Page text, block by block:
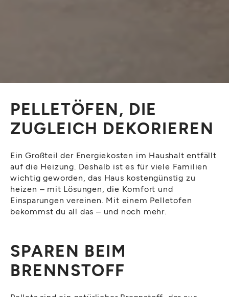
PELLETÖFEN, DIE
ZUGLEICH DEKORIEREN
Ein Großteil der Energiekosten im Haushalt entfällt
auf die Heizung. Deshalb ist es für viele Familien
wichtig geworden, das Haus kostengünstig zu
heizen – mit Lösungen, die Komfort und
Einsparungen vereinen. Mit einem Pelletofen
bekommst du all das – und noch mehr.
SPAREN BEIM
BRENNSTOFF